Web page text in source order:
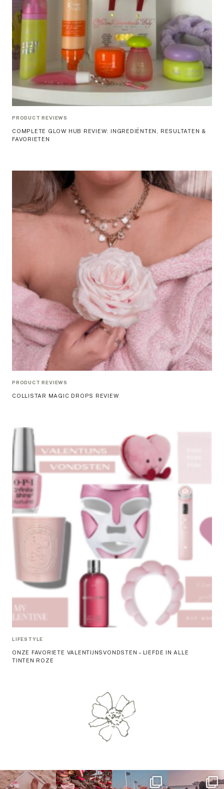
PRODUCT REVIEWS
COMPLETE GLOW HUB REVIEW: INGREDIËNTEN, RESULTATEN &
FAVORIETEN
PRODUCT REVIEWS
COLLISTAR MAGIC DROPS REVIEW
LIFESTYLE
ONZE FAVORIETE VALENTIJNSVONDSTEN – LIEFDE IN ALLE
TINTEN ROZE